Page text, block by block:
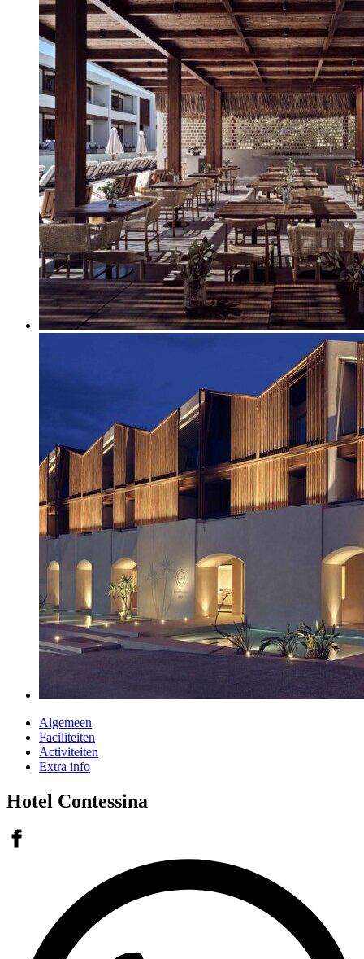
Algemeen
Faciliteiten
Activiteiten
Extra info
Hotel Contessina